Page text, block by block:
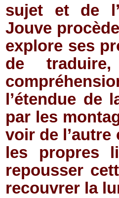
sujet et de
Jouve
explore ses
de
l’étendue de
par les
voir de l’autre
les propres
repousser
recouvrer la